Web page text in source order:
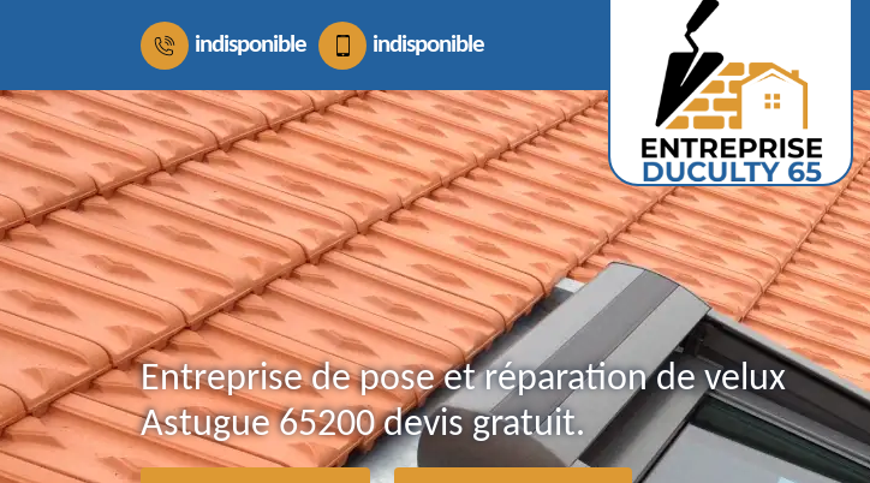
indisponible indisponible
Entreprise de pose et réparation de velux
Astugue 65200 devis gratuit.